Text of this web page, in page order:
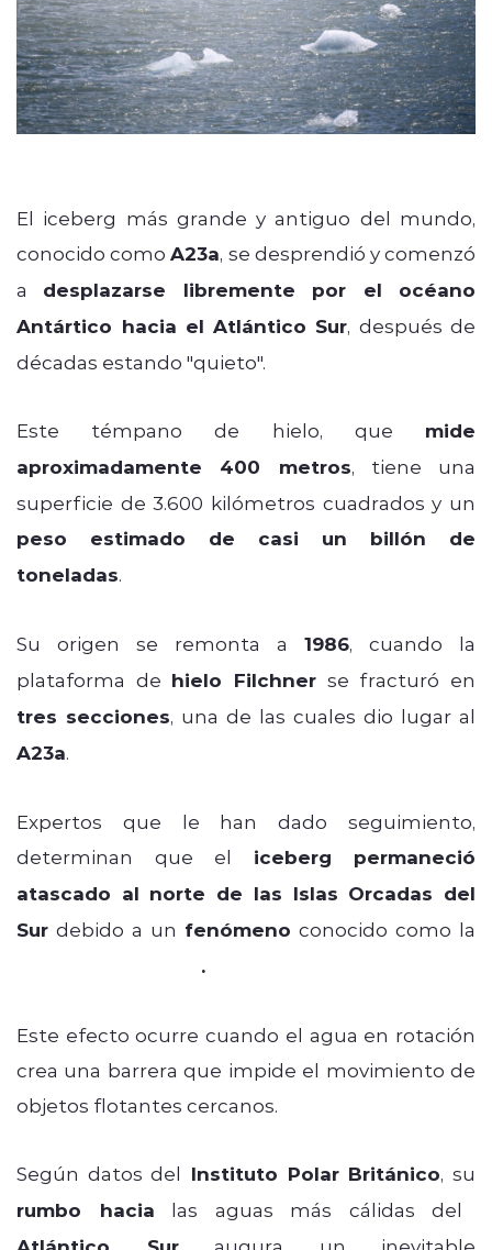
El iceberg más grande y antiguo del mundo,
conocido comoA23a, se desprendió y comenzó
a desplazarse libremente por el océano
Antártico hacia el Atlántico Sur, después de
décadas estando "quieto".
Este témpano de hielo, que mide
aproximadamente 400 metros, tiene una
superficie de 3.600 kilómetros cuadrados y un
peso estimado de casi un billón de
toneladas.
Su origen se remonta a 1986, cuando la
plataforma de hielo Filchner se fracturó en
tres secciones, una de las cuales dio lugar al
A23a.
Expertos que le han dado seguimiento,
determinan que el iceberg permaneció
atascado al norte de las Islas Orcadas del
Sur debido a un fenómeno conocido como la
.
Este efecto ocurre cuando el agua en rotación
crea una barrera que impide el movimiento de
objetos flotantes cercanos.
Según datos del Instituto Polar Británico, su
rumbo hacia las aguas más cálidas del
augura un inevitable